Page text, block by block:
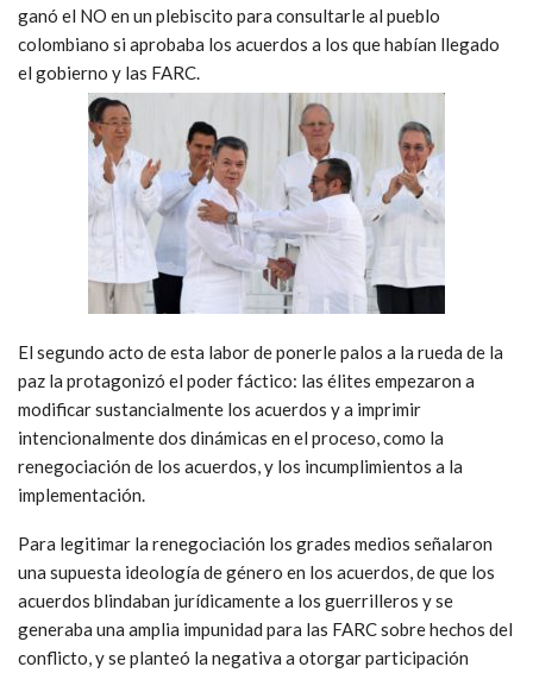
ganó el NO en un plebiscito para consultarle al pueblo
colombiano si aprobaba los acuerdos a los que habían llegado
el gobierno y las FARC.
El segundo acto de esta labor de ponerle palos a la rueda de la
paz la protagonizó el poder fáctico: las élites empezaron a
modificar sustancialmente los acuerdos y a imprimir
intencionalmente dos dinámicas en el proceso, como la
renegociación de los acuerdos, y los incumplimientos a la
implementación.
Para legitimar la renegociación los grades medios señalaron
una supuesta ideología de género en los acuerdos, de que los
acuerdos blindaban jurídicamente a los guerrilleros y se
generaba una amplia impunidad para las FARC sobre hechos del
conflicto, y se planteó la negativa a otorgar participación